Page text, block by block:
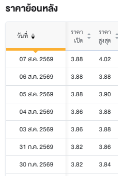
ราคาย้อนหลัง
วันที่
ราคา
เปิด
ราคา
สูงสุด
07 ส.ค. 2569 3.88 4.02
06 ส.ค. 2569
3.88 3.88
05 ส.ค. 2569
3.88 3.90
04 ส.ค. 2569
3.86 3.88
03 ส.ค. 2569
3.86 3.88
31 ก.ค. 2569
3.82 3.86
30 ก.ค. 2569
3.82 3.84